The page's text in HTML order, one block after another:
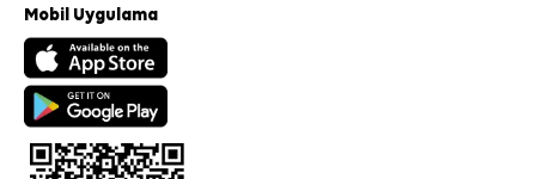
Mobil Uygulama